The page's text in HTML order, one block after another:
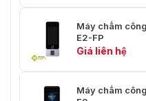
sinh
ZKFace
Loại thẻ
ID Card @
Máy chấm
E2-FP
Giá liên hệ
Máy chấm